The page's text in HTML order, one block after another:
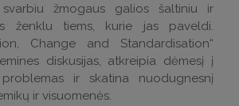
žmogaus galios šaltiniu ir
ženklu tiems, kurie jas paveldi.
Change and Standardisation“
diskusijas, atkreipia dėmesį į
ir skatina nuodugnesnį
ir visuomenės.